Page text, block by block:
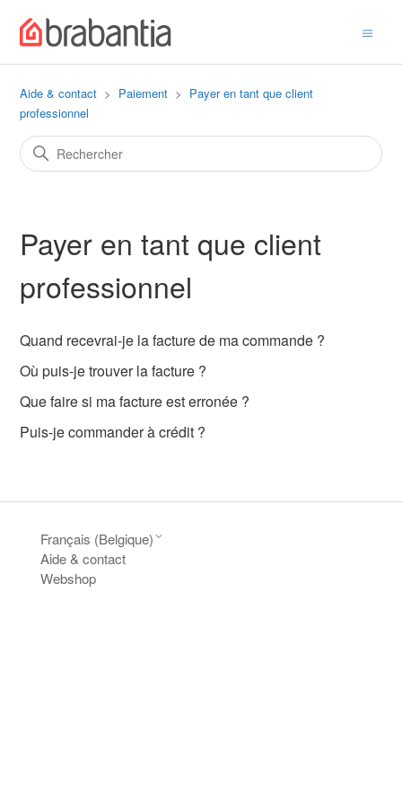
Aide & contact Paiement
Payer en tant que client
professionnel
Payer en tant que client
professionnel
Quand recevrai-je la facture de ma commande ?
Où puis-je trouver la facture ?
Que faire si ma facture est erronée ?
Puis-je commander à crédit ?
Français (Belgique)
Aide & contact
Webshop